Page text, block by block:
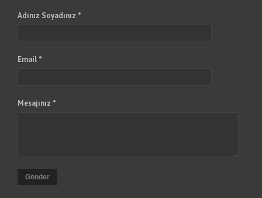
Adınız Soyadınız *
Email *
Mesajınız *
Gönder